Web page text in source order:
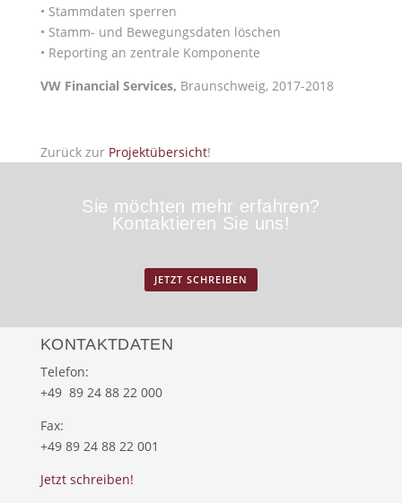
• Stammdaten sperren
• Stamm- und Bewegungsdaten löschen
• Reporting an zentrale Komponente
VW Financial Services, Braunschweig, 2017-2018
Zurück zur Projektübersicht!
Sie möchten mehr erfahren?
Kontaktieren Sie uns!
JETZT SCHREIBEN
KONTAKTDATEN
Telefon:
+49 89 24 88 22 000
Fax:
+49 89 24 88 22 001
Jetzt schreiben!